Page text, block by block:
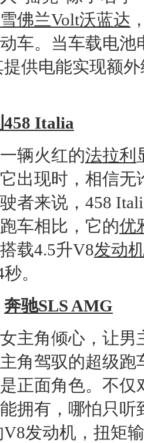
雪佛兰Volt沃蓝达
车。当车载电池
供电能实现额
Italia
辆火红的法拉利
出现时，相信
者来说， 458
跑车相比，它的优
搭载4.5升V8发动
。
奔驰SLS AMG
角倾心，让男
角驾驭的超级跑
正面角色。不
拥有，哪怕只
V8发动机 ，扭矩